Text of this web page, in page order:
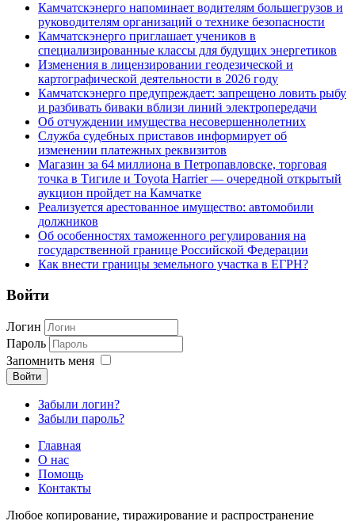
Камчатскэнерго напоминает водителям большегрузов и
руководителям организаций о технике безопасности
Камчатскэнерго приглашает учеников в
специализированные классы для будущих энергетиков
Изменения в лицензировании геодезической и
картографической деятельности в 2026 году
Камчатскэнерго предупреждает: запрещено ловить рыбу
и разбивать биваки вблизи линий электропередачи
Об отчуждении имущества несовершеннолетних
Служба судебных приставов информирует об
изменении платежных реквизитов
Магазин за 64 миллиона в Петропавловске, торговая
точка в Тигиле и Toyota Harrier — очередной открытый
аукцион пройдет на Камчатке
Реализуется арестованное имущество: автомобили
должников
Об особенностях таможенного регулирования на
государственной границе Российской Федерации
Как внести границы земельного участка в ЕГРН?
Войти
Логин
Пароль
Запомнить меня
Войти
Забыли логин?
Забыли пароль?
Главная
О нас
Помощь
Контакты
Любое копирование, тиражирование и распространение